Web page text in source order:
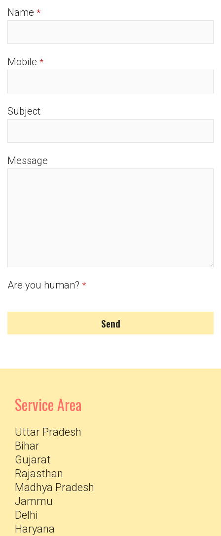
Name *
Mobile *
Subject
Message
Are you human? *
Send
Service Area
Uttar Pradesh
Bihar
Gujarat
Rajasthan
Madhya Pradesh
Jammu
Delhi
Haryana